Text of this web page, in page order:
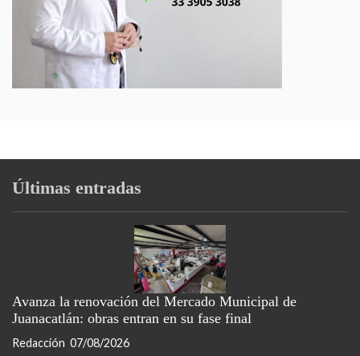
Últimas entradas
Avanza la renovación del Mercado Municipal de
Juanacatlán: obras entran en su fase final
Redacción 07/08/2026